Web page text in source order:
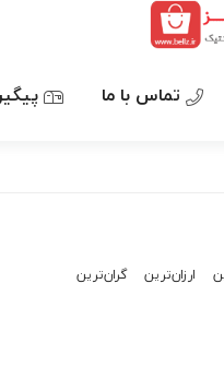
تماس با ما
ارزان‌ترین گران‌ترین